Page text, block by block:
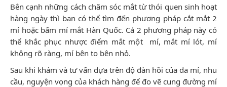
Bên cạnh những cách chăm sóc mắt từ thói quen sinh hoạt
hàng ngày thì bạn có thể tìm đến phương pháp cắt mắt 2
mí hoặc bấm mí mắt Hàn Quốc. Cả 2 phương pháp này có
thể khắc phục nhược điểm mắt một mí, mắt mí lót, mí
không rõ ràng, mí bên to bên nhỏ.
Sau khi khám và tư vấn dựa trên độ đàn hồi của da mí, nhu
cầu, nguyện vọng của khách hàng để đo vẽ cung đường mí